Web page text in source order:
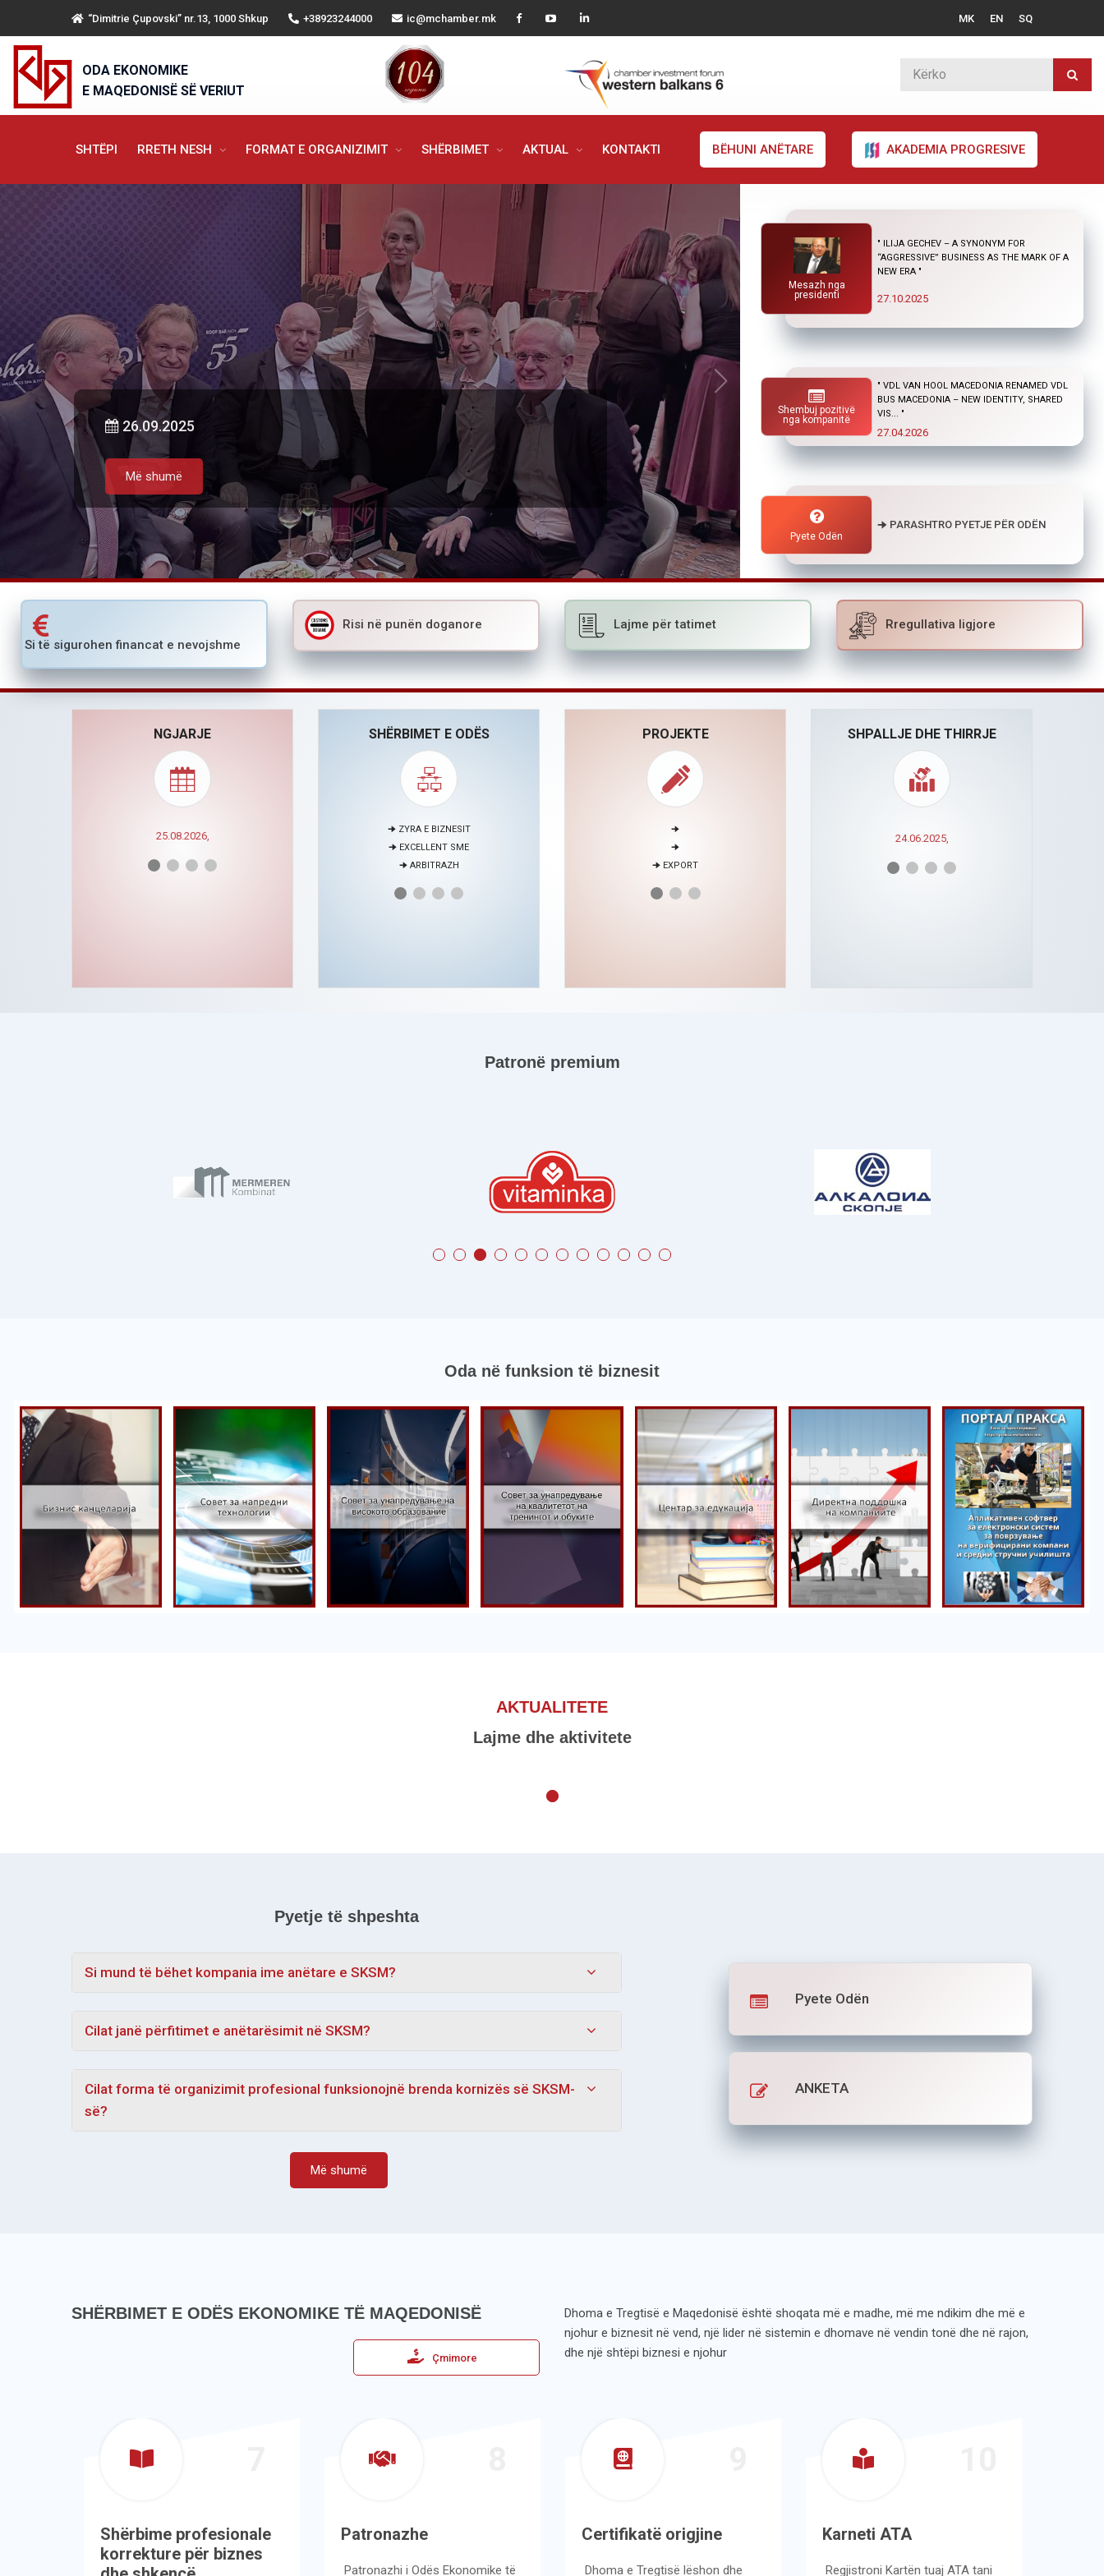
“Dimitrie Çupovski” nr.13, 1000 Shkup +38923244000 ic@mchamber.mk MK EN SQ
ODA EKONOMIKE
E MAQEDONISË SË VERIUT
SHTËPI RRETH NESH FORMAT E ORGANIZIMIT SHËRBIMET AKTUAL KONTAKTI BËHUNI ANËTARE AKADEMIA PROGRESIVE
26.09.2025
Më shumë
Mesazh nga
presidenti
" ILIJA GECHEV – A SYNONYM FOR
“AGGRESSIVE” BUSINESS AS THE MARK OF A
NEW ERA "
27.10.2025
Shembuj pozitivë
nga kompanitë
" "
01.04.2026
Pyete Odën
🠊 PARASHTRO PYETJE PËR ODËN
Si të sigurohen financat e nevojshme
Risi në punën doganore Lajme për tatimet Rregullativa ligjore
NGJARJE
25.08.2026,
SHËRBIMET E ODËS
🠊 MEDIACION
🠊 PROJEKTE
🠊 QENDRA PËR EDUKIM DHE ZHVILLIM TË
PROJEKTE
🠊 PARTNERSHIP WITH EU BUSINESSES
🠊 ENERGY SKILLS
SHPALLJE DHE THIRRJE
24.06.2025,
Patronë premium
Oda në funksion të biznesit
Këshilli për
AKTUALITETE
Lajme dhe aktivitete
Pyetje të shpeshta
Si mund të bëhet kompania ime anëtare e SKSM?
Cilat janë përfitimet e anëtarësimit në SKSM?
Cilat forma të organizimit profesional funksionojnë brenda kornizës së SKSM-
së?
Më shumë
Pyete Odën
ANKETA
SHËRBIMET E ODËS EKONOMIKE TË MAQEDONISË
Çmimore
Dhoma e Tregtisë e Maqedonisë është shoqata më e madhe, më me ndikim dhe më e
njohur e biznesit në vend, një lider në sistemin e dhomave në vendin tonë dhe në rajon,
dhe një shtëpi biznesi e njohur
Shërbime profesionale
korrekture për biznes
Patronazhe
Patronazhi i Odës Ekonomike të
Certifikatë origjine
Dhoma e Tregtisë lëshon dhe
Karneti ATA
Regjistroni Kartën tuaj ATA tani